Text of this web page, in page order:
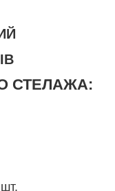
СТЕЛАЖА: